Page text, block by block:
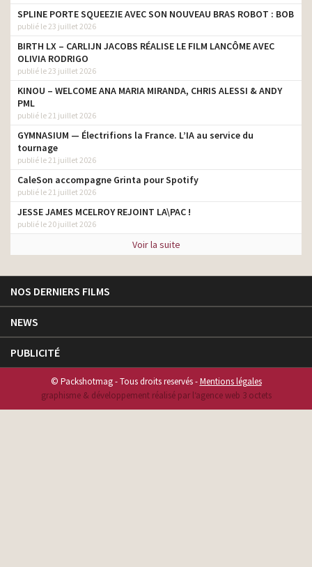
SPLINE PORTE SQUEEZIE AVEC SON NOUVEAU BRAS ROBOT : BOB
publié le 23 juillet 2026
BIRTH LX – CARLIJN JACOBS RÉALISE LE FILM LANCÔME AVEC
OLIVIA RODRIGO
publié le 23 juillet 2026
KINOU – WELCOME ANA MARIA MIRANDA, CHRIS ALESSI & ANDY
PML
publié le 21 juillet 2026
GYMNASIUM — Électrifions la France. L’IA au service du
tournage
publié le 21 juillet 2026
CaleSon accompagne Grinta pour Spotify
publié le 21 juillet 2026
JESSE JAMES MCELROY REJOINT LA\PAC !
publié le 20 juillet 2026
Voir la suite
NOS DERNIERS FILMS
NEWS
PUBLICITÉ
© Packshotmag - Tous droits reservés -Mentions légales
graphisme & développement réalisé par l‘agence web 3 octets